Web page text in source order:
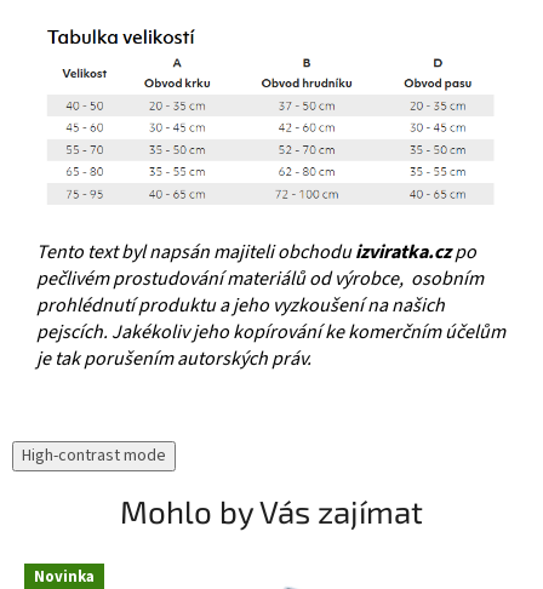
Tento text byl napsán majiteli obchoduizviratka.czpo
pečlivém prostudování materiálů od výrobce, osobním
prohlédnutí produktu a jeho vyzkoušení na našich
pejscích. Jakékoliv jeho kopírování ke komerčním účelům
je tak porušením autorských práv.
High-contrast mode
Mohlo by Vás zajímat
Novinka